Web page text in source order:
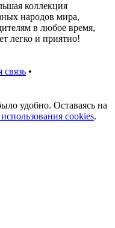
коллекция
народов мира,
в любое время,
легко и приятно!
связь •
удобно. Оставаясь на
cookies.